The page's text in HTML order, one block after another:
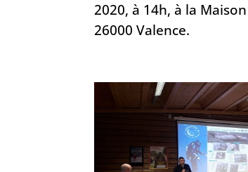
2020, à 14h, à la
26000 Valence.